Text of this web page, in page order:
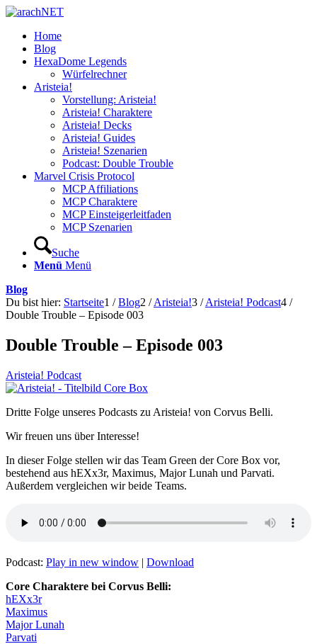
Home
Blog
HexaDome Legends
Würfelrechner
Aristeia!
Vorstellung: Aristeia!
Aristeia! Charaktere
Aristeia! Decks
Aristeia! Guides
Aristeia! Szenarien
Podcast: Double Trouble
Marvel Crisis Protocol
MCP Affiliations
MCP Charaktere
MCP Einsteigerleitfaden
MCP Szenarien
Suche
Menü Menü
Blog
Du bist hier: Startseite1 / Blog2 / Aristeia!3 / Aristeia! Podcast4 /
Double Trouble – Episode 003
Double Trouble – Episode 003
Aristeia! Podcast
Dritte Folge unseres Podcasts zu Aristeia! von Corvus Belli.
Wir freuen uns über Interesse!
In dieser Folge stellen wir das Team Green der Core Box vor,
bestehend aus hEXx3r, Maximus, Major Lunah und Parvati.
Außerdem vergleichen wir beide Teams.
Podcast: Play in new window | Download
Core Charaktere bei Corvus Belli:
hEXx3r
Maximus
Major Lunah
Parvati